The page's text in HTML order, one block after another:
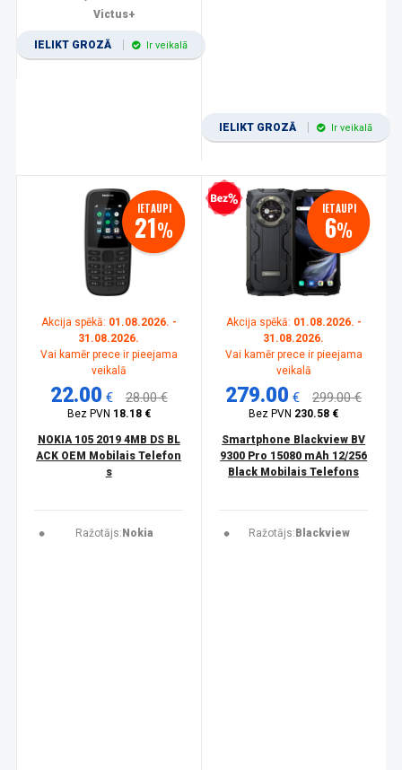
Victus+
IELIKT GROZĀ Ir veikalā
IELIKT GROZĀ Ir veikalā
IETAUPI
21%
Akcija spēkā: 01.08.2026. -
31.08.2026.
Vai kamēr prece ir pieejama
veikalā
22.00 € 28.00 €
Bez PVN 18.18 €
NOKIA 105 2019 4MB DS BL
ACK OEM Mobilais Telefon
s
Ražotājs: Nokia
Bezprocentu kredīts IETAUPI
6%
Akcija spēkā: 01.08.2026. -
31.08.2026.
Vai kamēr prece ir pieejama
veikalā
279.00 € 299.00 €
Bez PVN 230.58 €
Smartphone Blackview BV
9300 Pro 15080 mAh 12/256
Black Mobilais Telefons
Ražotājs: Blackview